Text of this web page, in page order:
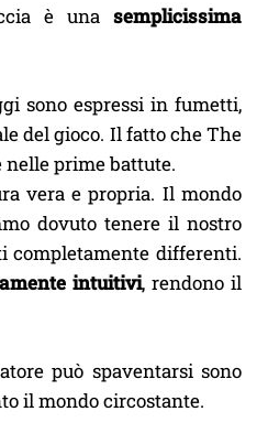
è una semplicissima
sono espressi in fumetti,
del gioco. Il fatto che The
nelle prime battute.
vera e propria. Il mondo
dovuto tenere il nostro
completamente differenti.
intuitivi, rendono il
può spaventarsi sono
il mondo circostante.